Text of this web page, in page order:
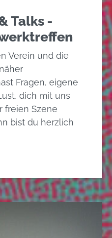
Talks -
Verein und die
Fragen, eigene
dich mit uns
freien Szene
bist du herzlich